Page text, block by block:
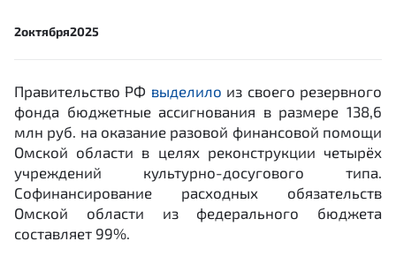
2октября2025
Правительство РФ выделило из своего резервного
фонда бюджетные ассигнования в размере 138,6
млн руб. на оказание разовой финансовой помощи
Омской области в целях реконструкции четырёх
учреждений культурно-досугового типа.
Софинансирование расходных обязательств
Омской области из федерального бюджета
составляет 99%.